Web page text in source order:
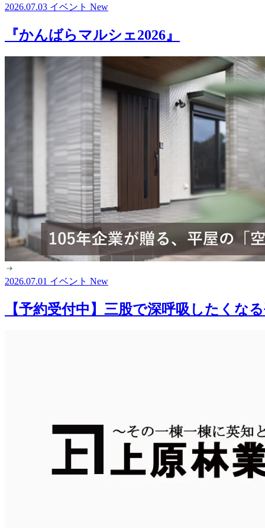
2026.07.03 イベント New
『かんばらマルシェ2026』
2026.07.01 イベント New
【予約受付中】三股で深呼吸したくな